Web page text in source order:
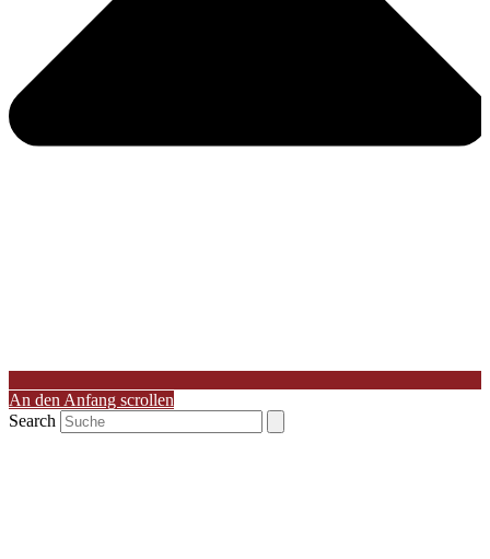
An den Anfang scrollen
Search